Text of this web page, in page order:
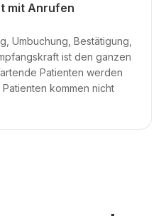
mit Anrufen
Umbuchung, Bestätigung,
ist den ganzen
Patienten werden
kommen nicht